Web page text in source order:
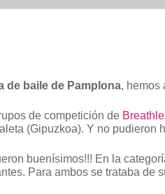
de baile de Pamplona, hemos
de competición de
(Gipuzkoa). Y no pudieron
buenísimos!!! En la
Para ambos se trataba de